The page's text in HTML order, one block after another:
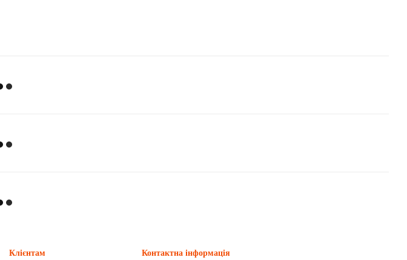
Клієнтам Контактна інформація